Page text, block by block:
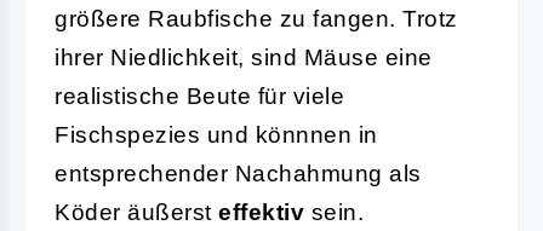
größere Raubfische zu fangen. Trotz
ihrer Niedlichkeit, sind Mäuse eine
realistische Beute für viele
Fischspezies und könnnen in
entsprechender Nachahmung als
Köder äußerst effektiv sein.